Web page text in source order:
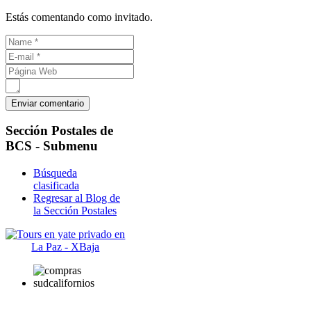
Estás comentando como invitado.
Sección Postales de
BCS - Submenu
Búsqueda
clasificada
Regresar al Blog de
la Sección Postales